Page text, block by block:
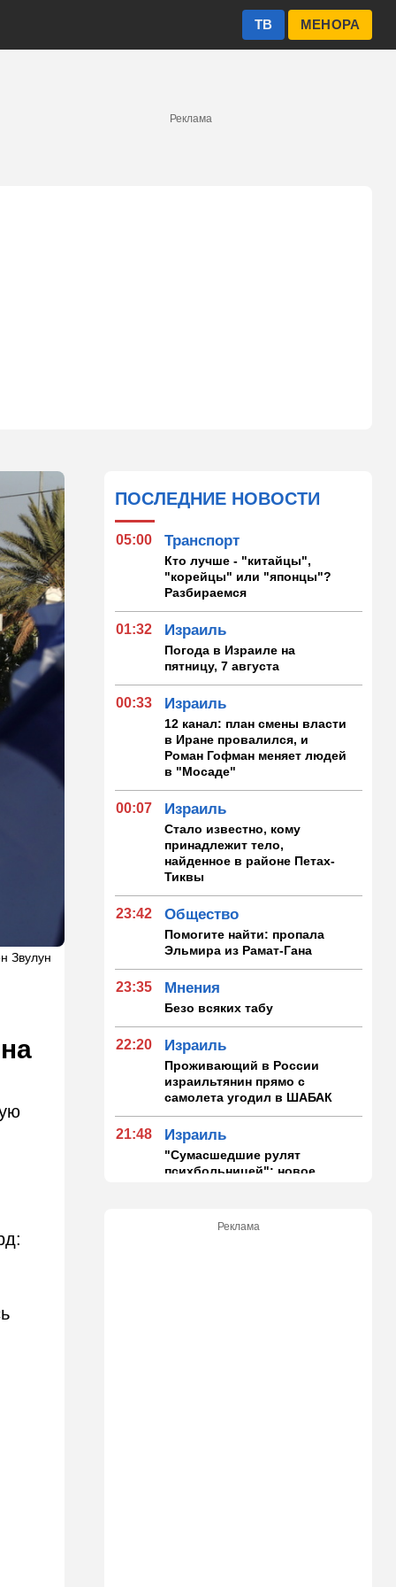
МЕНОРА
ТВ
Реклама
Звулун
ПОСЛЕДНИЕ НОВОСТИ
05:00 Транспорт
Кто лучше - "китайцы",
"корейцы" или "японцы"?
Разбираемся
01:32 Израиль
Погода в Израиле на
пятницу, 7 августа
00:33 Израиль
12 канал: план смены власти
в Иране провалился, и
Роман Гофман меняет людей
в "Мосаде"
00:07 Израиль
Стало известно, кому
принадлежит тело,
найденное в районе Петах-
Тиквы
23:42 Общество
Помогите найти: пропала
Эльмира из Рамат-Гана
23:35 Мнения
Безо всяких табу
22:20 Израиль
Проживающий в России
израильтянин прямо с
самолета угодил в ШАБАК
21:48 Израиль
"Сумасшедшие рулят
психбольницей": новое
Реклама